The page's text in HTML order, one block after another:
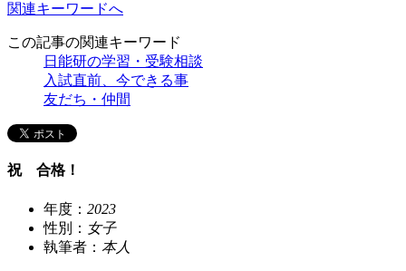
関連キーワードへ
この記事の関連キーワード
日能研の学習・受験相談
入試直前、今できる事
友だち・仲間
祝 合格！
年度： 2023
性別： 女子
執筆者： 本人